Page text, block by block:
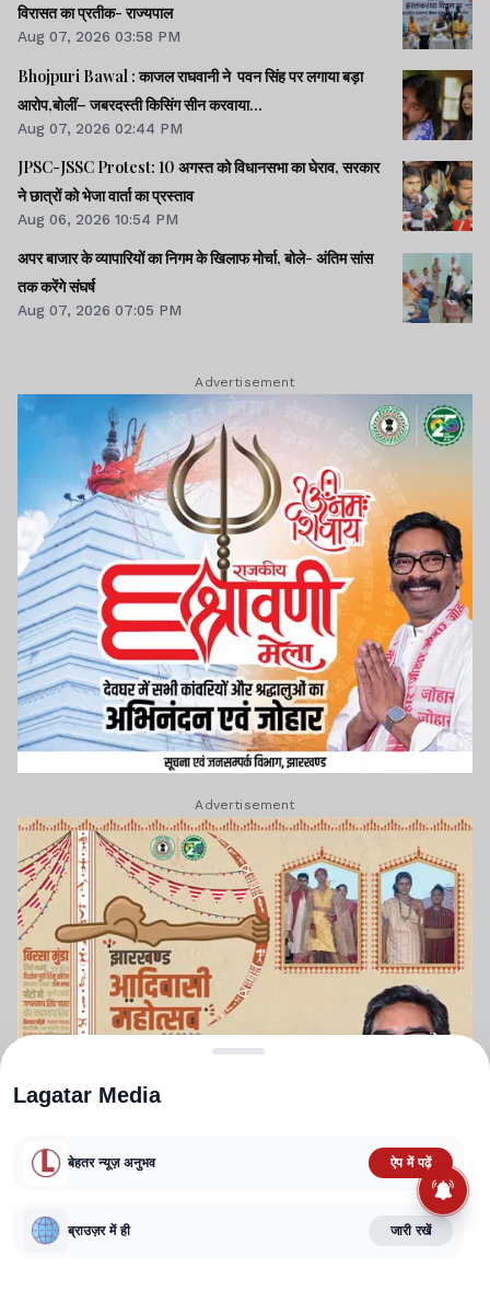
विरासत का प्रतीक- राज्यपाल
Aug 07, 2026 03:58 PM
Bhojpuri Bawal : काजल राघवानी ने पवन सिंह पर लगाया बड़ा
आरोप,बोलीं– जबरदस्ती किसिंग सीन करवाया...
Aug 07, 2026 02:44 PM
JPSC-JSSC Protest: 10 अगस्त को विधानसभा का घेराव, सरकार
ने छात्रों को भेजा वार्ता का प्रस्ताव
Aug 06, 2026 10:54 PM
अपर बाजार के व्यापारियों का निगम के खिलाफ मोर्चा, बोले- अंतिम सांस
तक करेंगे संघर्ष
Aug 07, 2026 07:05 PM
Advertisement
Advertisement
Lagatar Media
बेहतर न्यूज़ अनुभव ऐप में पढ़ें
ब्राउज़र में ही जारी रखें